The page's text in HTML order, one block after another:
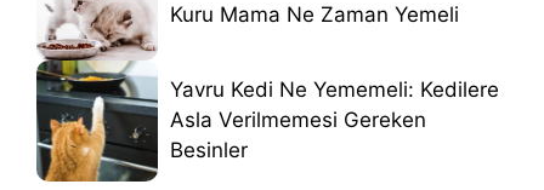
Kuru Mama Ne Zaman Yemeli
Yavru Kedi Ne Yememeli: Kedilere
Asla Verilmemesi Gereken
Besinler